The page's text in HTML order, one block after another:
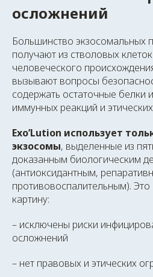
осложнений
Большинство экзосомальных
получают из стволовых
человеческого
вызывают вопросы
содержать остаточные белки
иммунных реакций и
Exo’Lution использует
экзосомы, выделенные из
доказанным биологическим
(антиоксидантным,
противовоспалительным).
картину:
– исключены риски
осложнений
– нет правовых и этических